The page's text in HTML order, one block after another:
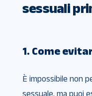
sessuali
1. Come
È impossibile non
sessuale, ma puoi